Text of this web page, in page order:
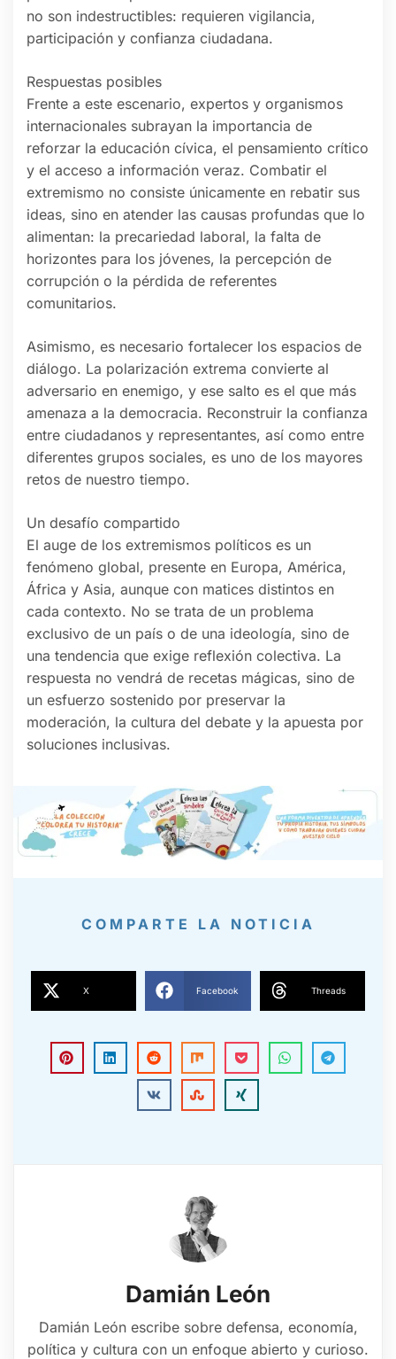
no son indestructibles: requieren vigilancia,
participación y confianza ciudadana.
Respuestas posibles
Frente a este escenario, expertos y organismos
internacionales subrayan la importancia de
reforzar la educación cívica, el pensamiento crítico
y el acceso a información veraz. Combatir el
extremismo no consiste únicamente en rebatir sus
ideas, sino en atender las causas profundas que lo
alimentan: la precariedad laboral, la falta de
horizontes para los jóvenes, la percepción de
corrupción o la pérdida de referentes
comunitarios.
Asimismo, es necesario fortalecer los espacios de
diálogo. La polarización extrema convierte al
adversario en enemigo, y ese salto es el que más
amenaza a la democracia. Reconstruir la confianza
entre ciudadanos y representantes, así como entre
diferentes grupos sociales, es uno de los mayores
retos de nuestro tiempo.
Un desafío compartido
El auge de los extremismos políticos es un
fenómeno global, presente en Europa, América,
África y Asia, aunque con matices distintos en
cada contexto. No se trata de un problema
exclusivo de un país o de una ideología, sino de
una tendencia que exige reflexión colectiva. La
respuesta no vendrá de recetas mágicas, sino de
un esfuerzo sostenido por preservar la
moderación, la cultura del debate y la apuesta por
soluciones inclusivas.
COMPARTE LA NOTICIA
X Facebook Threads
Damián León
Damián León escribe sobre defensa, economía,
política y cultura con un enfoque abierto y curioso.